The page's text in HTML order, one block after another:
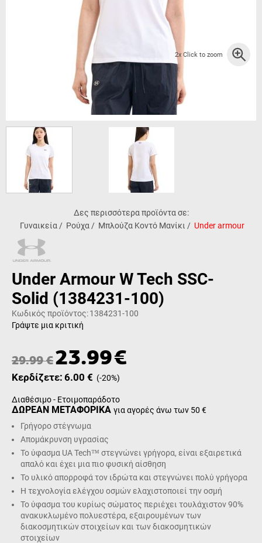
2x Click to zoom
Δες περισσότερα προϊόντα σε:
Γυναικεία / Ρούχα / Μπλούζα Κοντό Μανίκι / Under armour
Under Armour W Tech SSC-
Solid (1384231-100)
Κωδικός προϊόντος:1384231-100
Γράψτε μια κριτική
29.99€23.99€
Κερδίζετε: 6.00 € (-20%)
Διαθέσιμο - Ετοιμοπαράδοτο
ΔΩΡΕΑΝ ΜΕΤΑΦΟΡΙΚΑ για αγορές άνω των 50 €
Γρήγορο στέγνωμα
Απομάκρυνση υγρασίας
Το ύφασμα UA Tech™ στεγνώνει γρήγορα, είναι εξαιρετικά
απαλό και έχει μια πιο φυσική αίσθηση
Το υλικό απορροφά τον ιδρώτα και στεγνώνει πολύ γρήγορα
Η τεχνολογία ελέγχου οσμών ελαχιστοποιεί την οσμή
Το ύφασμα του κυρίως σώματος περιέχει τουλάχιστον 90%
ανακυκλωμένο πολυεστέρα, εξαιρουμένων των
διακοσμητικών στοιχείων και των διακοσμητικών
στοιχείων